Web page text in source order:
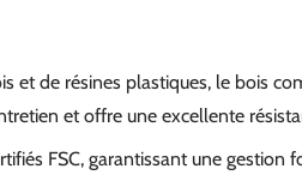
et de résines plastiques, le bois
et offre une excellente
FSC, garantissant une gestion